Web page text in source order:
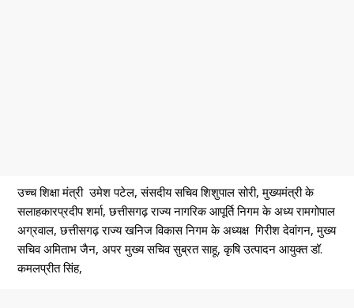
उच्च शिक्षा मंत्री उमेश पटेल, संसदीय सचिव शिशुपाल सोरी, मुख्यमंत्री के
सलाहकारप्रदीप शर्मा, छत्तीसगढ़ राज्य नागरिक आपूर्ति निगम के अध्य रामगोपाल
अग्रवाल, छत्तीसगढ़ राज्य खनिज विकास निगम के अध्यक्ष गिरीश देवांगन, मुख्य
सचिव अमिताभ जैन, अपर मुख्य सचिव सुब्रत साहू, कृषि उत्पादन आयुक्त डॉ.
कमलप्रीत सिंह,